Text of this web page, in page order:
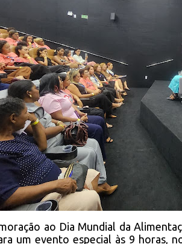
ao Dia Mundial da
um evento especial às 9 horas,